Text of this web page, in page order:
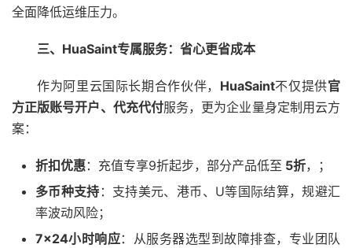
全面降低运维压力。
三、 HuaSaint专属服务：省心更省成本
作为阿里云国际长期合作伙伴， HuaSaint不仅提供官
方正版账号开户、代充代付服务，更为企业量身定制用云方
案：
折扣优惠：充值专享9折起步，部分产品低至 5折，；
多币种支持 ：支持美元、港币、U等国际结算，规避汇
率波动风险；
7×24小时响应：从服务器选型到故障排查，专业团队